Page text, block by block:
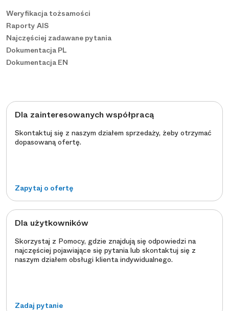
Weryfikacja tożsamości
Raporty AIS
Najczęściej zadawane pytania
Dokumentacja PL
Dokumentacja EN
Dla zainteresowanych współpracą
Skontaktuj się z naszym działem sprzedaży, żeby otrzymać
dopasowaną ofertę.
Zapytaj o ofertę
Dla użytkowników
Skorzystaj z Pomocy, gdzie znajdują się odpowiedzi na
najczęściej pojawiające się pytania lub skontaktuj się z
naszym działem obsługi klienta indywidualnego.
Zadaj pytanie